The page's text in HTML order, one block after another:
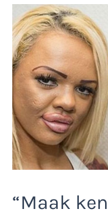
“Maak